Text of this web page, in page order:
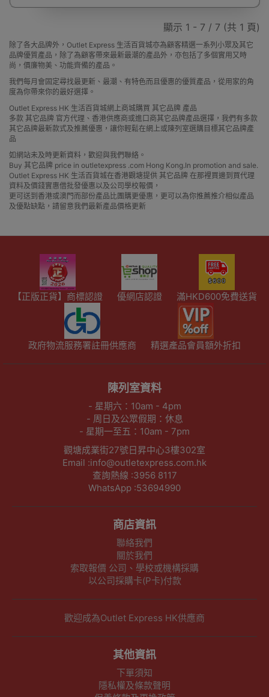
顯示 1 - 7 / 7 (共 1 頁)
除了各大品牌外，Outlet Express 生活百貨城亦為顧客精選一系列小眾及其它
品牌優質產品，除了為顧客帶來最新最潮的產品外，亦包括了多個實用又時
尚，價廉物美、功能齊備的產品。
我們每月會固定尋找最更新、最潮、有特色而且優惠的優質產品，從用家的角
度為你帶來你的最好選擇。
Outlet Express HK 生活百貨城網上商城購買 其它品牌 產品
多款 其它品牌 官方代理、香港供應商或進口商其它品牌產品選擇，我們有多款
其它品牌最新款式及推薦優惠，讓你輕鬆在網上或陳列室選購目標其它品牌產
品
如網站未及時更新資料，歡迎與我們聯絡。
Buy 其它品牌 price in outletexpress .com Hong Kong.In promotion and sale.
Outlet Express HK 生活百貨城在香港觀塘提供 其它品牌 在那裡買邊到買代理
資料及價錢實惠借批發優惠以及公司學校報價，
更可送到香港或澳門而部份產品比團購更優惠，更可以為你推薦推介相似產品
及優點缺點，請留意我們最新產品價格更新
【正版正貨】商標認證 優網店認證 滿HKD600免費送貨
政府物流服務署註冊供應商 精選產品會員額外折扣
陳列室資料
- 星期六：10am - 4pm
- 周日及公眾假期：休息
- 星期一至五：10am - 7pm
觀塘成業街27號日昇中心3樓302室
Email :info@outletexpress.com.hk
查詢熱線 :3956 8117
WhatsApp :53694990
商店資訊
聯絡我們
關於我們
索取報價 公司、學校或機構採購
以公司採購卡(P卡)付款
歡迎成為Outlet Express HK供應商
其他資訊
下單須知
隱私權及條款聲明